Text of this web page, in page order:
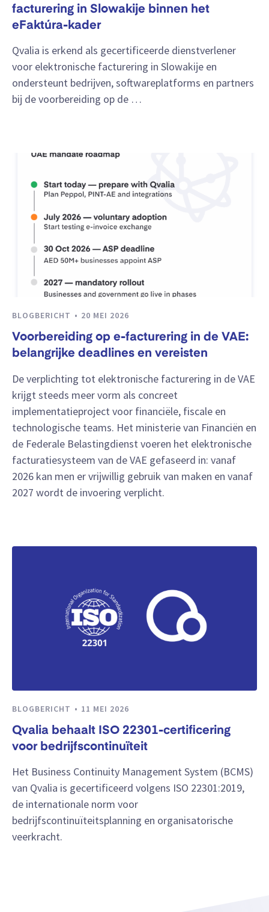
facturering in Slowakije binnen het
eFaktúra-kader
Qvalia is erkend als gecertificeerde dienstverlener
voor elektronische facturering in Slowakije en
ondersteunt bedrijven, softwareplatforms en partners
bij de voorbereiding op de …
BLOGBERICHT 20 MEI 2026
Voorbereiding op e-facturering in de VAE:
belangrijke deadlines en vereisten
De verplichting tot elektronische facturering in de VAE
krijgt steeds meer vorm als concreet
implementatieproject voor financiële, fiscale en
technologische teams. Het ministerie van Financiën en
de Federale Belastingdienst voeren het elektronische
facturatiesysteem van de VAE gefaseerd in: vanaf
2026 kan men er vrijwillig gebruik van maken en vanaf
2027 wordt de invoering verplicht.
BLOGBERICHT 11 MEI 2026
Qvalia behaalt ISO 22301-certificering
voor bedrijfscontinuïteit
Het Business Continuity Management System (BCMS)
van Qvalia is gecertificeerd volgens ISO 22301:2019,
de internationale norm voor
bedrijfscontinuïteitsplanning en organisatorische
veerkracht.